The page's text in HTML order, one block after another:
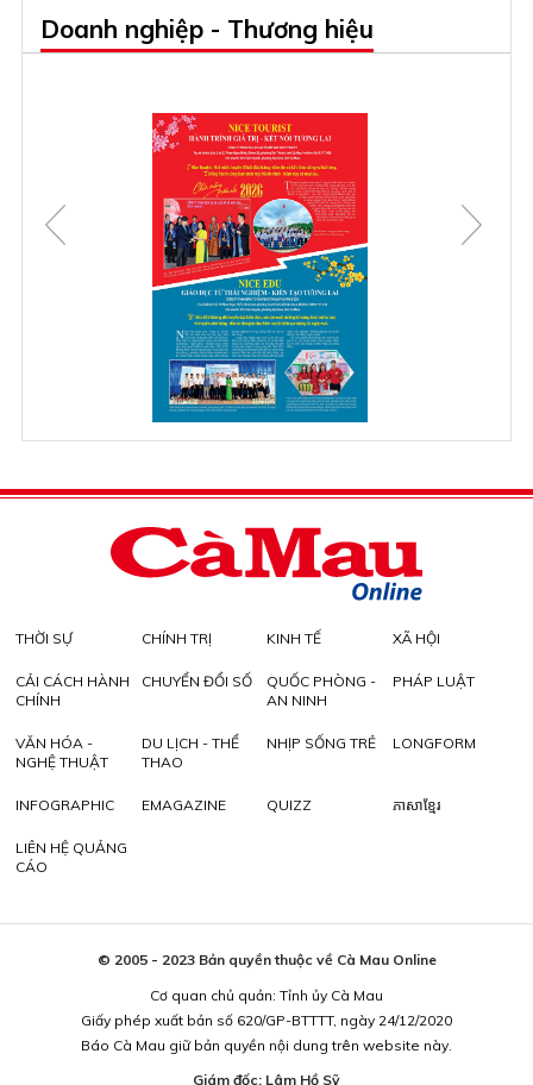
Doanh nghiệp - Thương hiệu
THỜI SỰ CHÍNH TRỊ KINH TẾ XÃ HỘI
CẢI CÁCH HÀNH
CHÍNH
CHUYỂN ĐỔI SỐ
QUỐC PHÒNG -
AN NINH
PHÁP LUẬT
VĂN HÓA -
NGHỆ THUẬT
DU LỊCH - THỂ
THAO
NHỊP SỐNG TRẺ LONGFORM
INFOGRAPHIC EMAGAZINE QUIZZ ភាសាខ្មែរ
LIÊN HỆ QUẢNG
CÁO
© 2005 - 2023 Bản quyền thuộc về Cà Mau Online
Cơ quan chủ quản: Tỉnh ủy Cà Mau
Giấy phép xuất bản số 620/GP-BTTTT, ngày 24/12/2020
Báo Cà Mau giữ bản quyền nội dung trên website này.
Giám đốc: Lâm Hồ Sỹ